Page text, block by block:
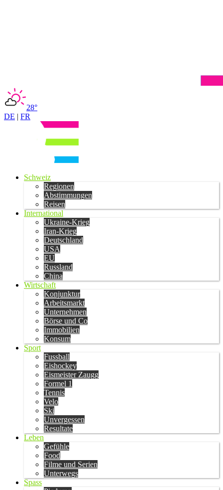
28°
DE | FR
Schweiz
Regionen
Abstimmungen
Reisen
International
Ukraine-Krieg
Iran-Krieg
Deutschland
USA
EU
Russland
China
Wirtschaft
Konjunktur
Arbeitsmarkt
Unternehmen
Börse und Co
Immobilien
Konsum
Sport
Fussball
Eishockey
Eismeister Zaugg
Formel 1
Tennis
Velo
Ski
Unvergessen
Resultate
Leben
Gefühle
Food
Filme und Serien
Unterwegs
Spass